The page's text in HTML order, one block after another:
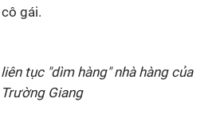
gái.
tục "dìm hàng" nhà hàng của
Trường Giang